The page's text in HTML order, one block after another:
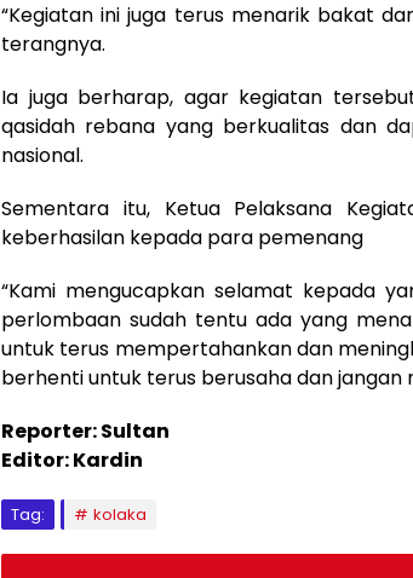
“Kegiatan ini juga terus menarik bakat
terangnya.
Ia juga berharap, agar kegiatan
qasidah rebana yang berkualitas dan
nasional.
Sementara itu, Ketua Pelaksana
keberhasilan kepada para pemenang
“Kami mengucapkan selamat kepada
perlombaan sudah tentu ada yang
untuk terus mempertahankan dan
berhenti untuk terus berusaha dan jangan
Reporter: Sultan
Editor: Kardin
Tag: kolaka